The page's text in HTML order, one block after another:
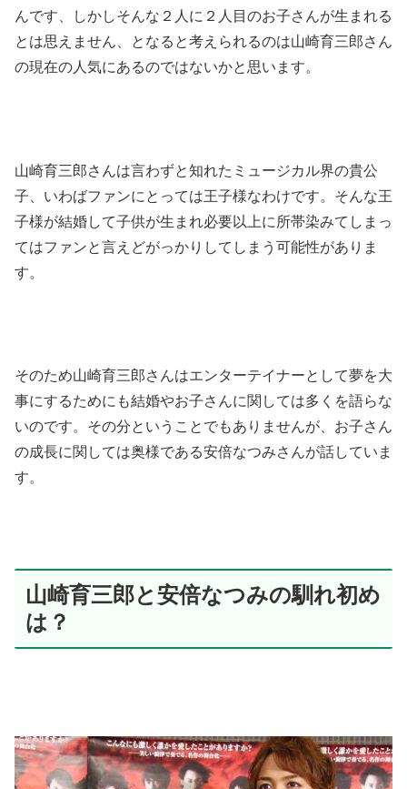
んです、しかしそんな２人に２人目のお子さんが生まれる
とは思えません、となると考えられるのは山崎育三郎さん
の現在の人気にあるのではないかと思います。
山崎育三郎さんは言わずと知れたミュージカル界の貴公
子、いわばファンにとっては王子様なわけです。そんな王
子様が結婚して子供が生まれ必要以上に所帯染みてしまっ
てはファンと言えどがっかりしてしまう可能性がありま
す。
そのため山崎育三郎さんはエンターテイナーとして夢を大
事にするためにも結婚やお子さんに関しては多くを語らな
いのです。その分ということでもありませんが、お子さん
の成長に関しては奥様である安倍なつみさんが話していま
す。
山崎育三郎と安倍なつみの馴れ初め
は？